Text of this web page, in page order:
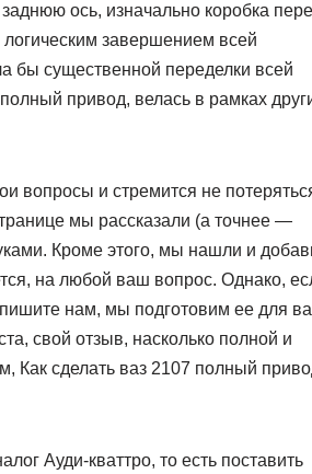
ось, изначально коробка
завершением всей
бы существенной переделки всей
привод, велась в рамках
вопросы и стремится не
мы рассказали (а точнее —
Кроме этого, мы нашли и
на любой ваш вопрос. Однако,
нам, мы подготовим ее для
свой отзыв, насколько полной и
сделать ваз 2107 полный
Ауди-кваттро, то есть поставить